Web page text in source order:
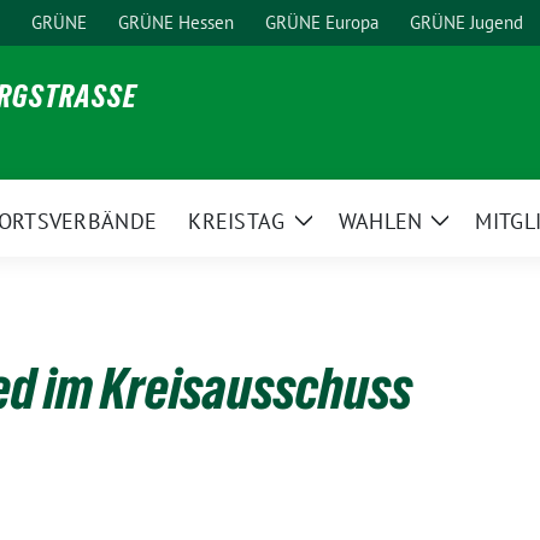
GRÜNE GRÜNE Hessen GRÜNE Europa GRÜNE Jugend
KREISTAG
ZeigeWAHLEN
Zeige
im Kreisausschuss